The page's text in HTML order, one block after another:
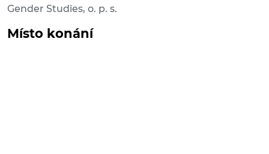
Gender Studies, o. p. s.
Místo konání